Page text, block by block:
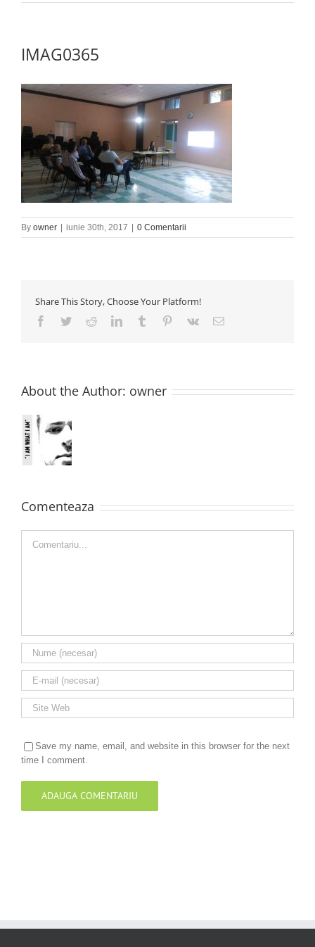
IMAG0365
By owner iunie 30th, 2017 0 Comentarii
Share This Story, Choose Your Platform!
Facebook
TwitterRedditLinkedInTumblr Pinterest
Vk
E-
About the Author: owner
Comenteaza
Save my name, email, and website in this browser for the next
time I comment.